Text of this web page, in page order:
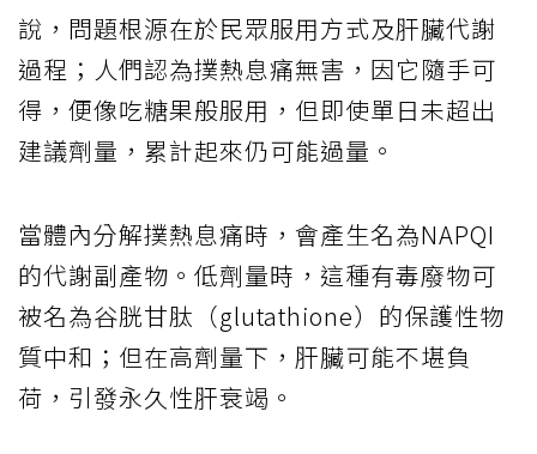
說，問題根源在於民眾服用方式及肝臟代謝
過程；人們認為撲熱息痛無害，因它隨手可
得，便像吃糖果般服用，但即使單日未超出
建議劑量，累計起來仍可能過量。
當體內分解撲熱息痛時，會產生名為NAPQI
的代謝副產物。低劑量時，這種有毒廢物可
被名為谷胱甘肽（glutathione）的保護性物
質中和；但在高劑量下，肝臟可能不堪負
荷，引發永久性肝衰竭。